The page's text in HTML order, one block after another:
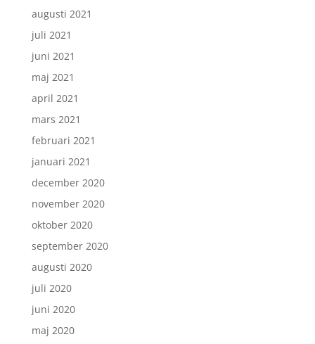
augusti 2021
juli 2021
juni 2021
maj 2021
april 2021
mars 2021
februari 2021
januari 2021
december 2020
november 2020
oktober 2020
september 2020
augusti 2020
juli 2020
juni 2020
maj 2020